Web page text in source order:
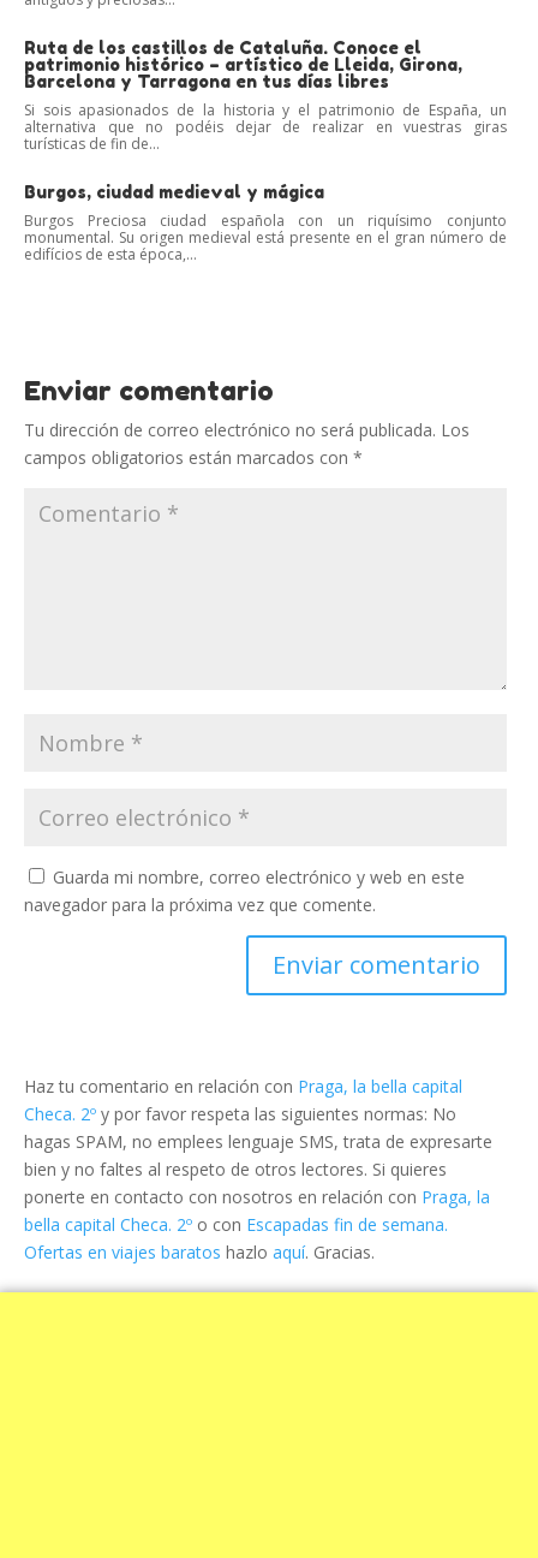
Ruta de los castillos de Cataluña. Conoce el
patrimonio histórico – artístico de Lleida, Girona,
Barcelona y Tarragona en tus días libres
Si sois apasionados de la historia y el patrimonio de España, un
alternativa que no podéis dejar de realizar en vuestras giras
turísticas de fin de...
Burgos, ciudad medieval y mágica
Burgos Preciosa ciudad española con un riquísimo conjunto
monumental. Su origen medieval está presente en el gran número de
edifícios de esta época,...
Enviar comentario
Tu dirección de correo electrónico no será publicada. Los
campos obligatorios están marcados con *
Guarda mi nombre, correo electrónico y web en este
navegador para la próxima vez que comente.
Haz tu comentario en relación con Praga, la bella capital
Checa. 2º y por favor respeta las siguientes normas: No
hagas SPAM, no emplees lenguaje SMS, trata de expresarte
bien y no faltes al respeto de otros lectores. Si quieres
ponerte en contacto con nosotros en relación con Praga, la
bella capital Checa. 2º o con Escapadas fin de semana.
Ofertas en viajes baratos hazlo aquí. Gracias.